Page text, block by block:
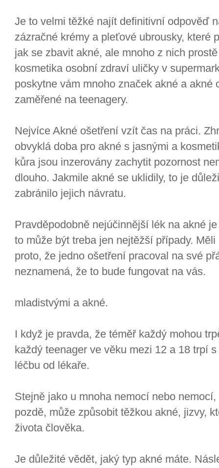
Je to velmi těžké najít definitivní odpověď
zázračné krémy a pleťové ubrousky, které
jak se zbavit akné, ale mnoho z nich
kosmetika osobní zdraví uličky v
poskytne vám mnoho značek akné a akné
zaměřené na teenagery.
Nejvíce Akné ošetření vzít čas na práci.
obvyklá doba pro akné s jasnými a
kůra jsou inzerovány zachytit pozornost
dlouho. Jakmile akné se uklidily, to je
zabránilo jejich návratu.
Pravděpodobně nejúčinnější lék na akné
to může být treba jen nejtěžší případy.
proto, že jedno ošetření pracoval na své
neznamená, že to bude fungovat na vás.
mladistvými a akné.
I když je pravda, že téměř každý mohou
každý teenager ve věku mezi 12 a 18 trpí
léčbu od lékaře.
Stejně jako u mnoha nemocí nebo
pozdě, může způsobit těžkou akné, jizvy,
života člověka.
Je důležité vědět, jaký typ akné máte.